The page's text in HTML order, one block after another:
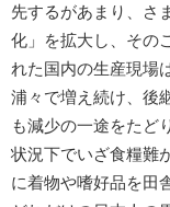
先するがあまり、さ
化」を拡大し、その
れた国内の生産現場
浦々で増え続け、後
も減少の一途をたど
状況下でいざ食糧難
に着物や嗜好品を田